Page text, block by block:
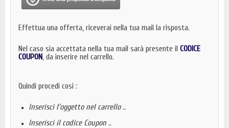
Effettua una offerta, riceverai nella tua mail la risposta.
Nel caso sia accettata nella tua mail sarà presente il CODICE
COUPON, da inserire nel carrello.
Quindi procedi cosi :
Inserisci l'oggetto nel carrello ..
Inserisci il codice Coupon ..